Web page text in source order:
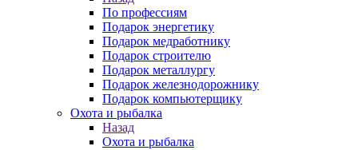
По профессиям
Подарок энергетику
Подарок медработнику
Подарок строителю
Подарок металлургу
Подарок железнодорожнику
Подарок компьютерщику
Охота и рыбалка
Назад
Охота и рыбалка